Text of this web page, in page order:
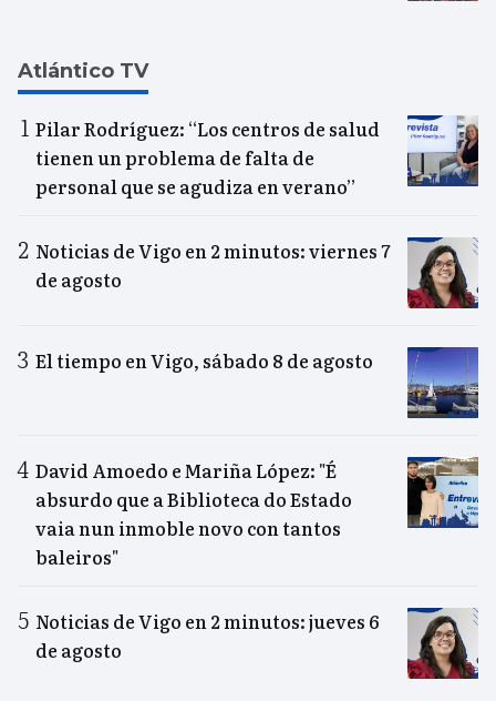
Atlántico TV
Pilar Rodríguez: “Los centros de salud
tienen un problema de falta de
personal que se agudiza en verano”
Noticias de Vigo en 2 minutos: viernes 7
de agosto
El tiempo en Vigo, sábado 8 de agosto
David Amoedo e Mariña López: "É
absurdo que a Biblioteca do Estado
vaia nun inmoble novo con tantos
baleiros"
Noticias de Vigo en 2 minutos: jueves 6
de agosto